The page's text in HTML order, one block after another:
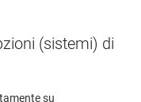
(sistemi) di
su